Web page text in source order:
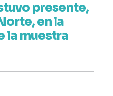
presente,
en la
la muestra